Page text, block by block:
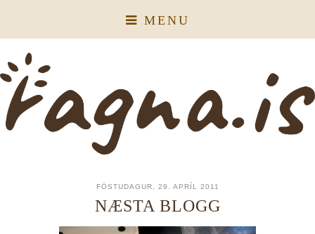
MENU
FÖSTUDAGUR, 29. APRÍL 2011
NÆSTA BLOGG